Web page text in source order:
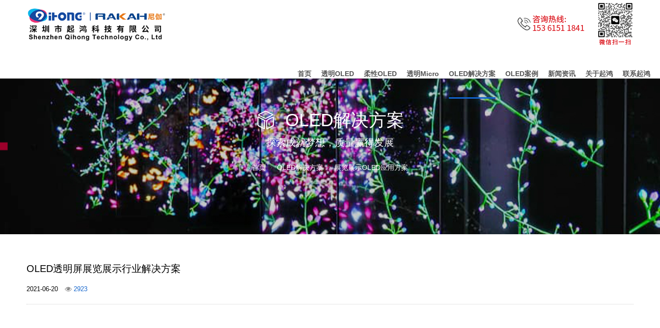
首页 透明OLED 柔性OLED 透明Micro OLED解决方案 OLED案例 新闻资讯 关于起鸿 联系起鸿
OLED解决方案
探索成就梦想，质量赢得发展
首页 OLED解决方案 展览展示OLED应用方案
OLED透明屏展览展示行业解决方案
2021-06-20 2923